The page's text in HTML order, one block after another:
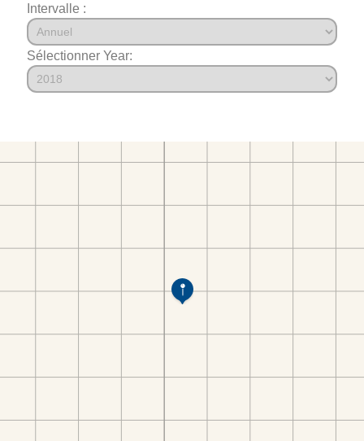
Intervalle :
Sélectionner Year: